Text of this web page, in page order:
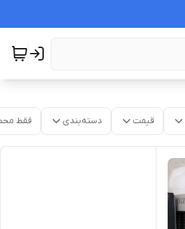
قیمت دسته‌بندی فقط